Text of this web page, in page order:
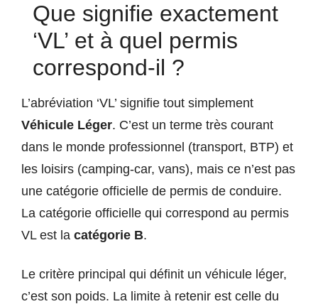
Que signifie exactement
‘VL’ et à quel permis
correspond-il ?
L’abréviation ‘VL’ signifie tout simplement
Véhicule Léger. C’est un terme très courant
dans le monde professionnel (transport, BTP) et
les loisirs (camping-car, vans), mais ce n’est pas
une catégorie officielle de permis de conduire.
La catégorie officielle qui correspond au permis
VL est la catégorie B.
Le critère principal qui définit un véhicule léger,
c’est son poids. La limite à retenir est celle du